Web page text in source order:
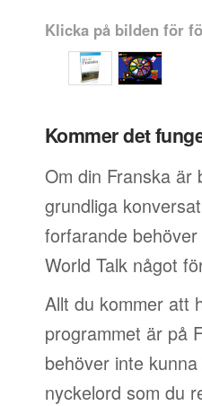
Klicka på bilden för
Kommer det
Om din Franska är
grundliga
forfarande
World Talk något
Allt du kommer att
programmet är på
behöver inte
nyckelord som du